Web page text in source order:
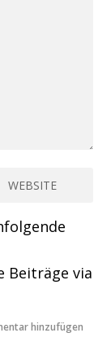
Beiträge via